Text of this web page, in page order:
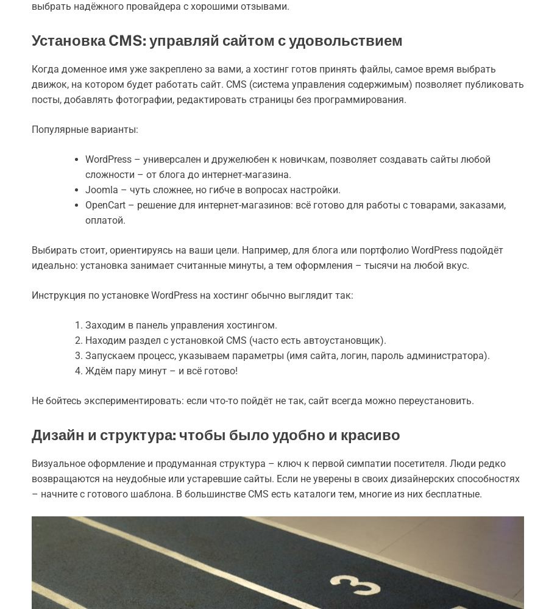
выбрать надёжного провайдера с хорошими отзывами.
Установка CMS: управляй сайтом с удовольствием
Когда доменное имя уже закреплено за вами, а хостинг готов принять файлы, самое время выбрать
движок, на котором будет работать сайт. CMS (система управления содержимым) позволяет публиковать
посты, добавлять фотографии, редактировать страницы без программирования.
Популярные варианты:
WordPress – универсален и дружелюбен к новичкам, позволяет создавать сайты любой
сложности – от блога до интернет-магазина.
Joomla – чуть сложнее, но гибче в вопросах настройки.
OpenCart – решение для интернет-магазинов: всё готово для работы с товарами, заказами,
оплатой.
Выбирать стоит, ориентируясь на ваши цели. Например, для блога или портфолио WordPress подойдёт
идеально: установка занимает считанные минуты, а тем оформления – тысячи на любой вкус.
Инструкция по установке WordPress на хостинг обычно выглядит так:
Заходим в панель управления хостингом.
Находим раздел с установкой CMS (часто есть автоустановщик).
Запускаем процесс, указываем параметры (имя сайта, логин, пароль администратора).
Ждём пару минут – и всё готово!
Не бойтесь экспериментировать: если что-то пойдёт не так, сайт всегда можно переустановить.
Дизайн и структура: чтобы было удобно и красиво
Визуальное оформление и продуманная структура – ключ к первой симпатии посетителя. Люди редко
возвращаются на неудобные или устаревшие сайты. Если не уверены в своих дизайнерских способностях
– начните с готового шаблона. В большинстве CMS есть каталоги тем, многие из них бесплатные.